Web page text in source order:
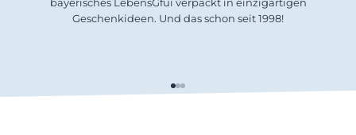
Geschenkideen. Und das schon seit 1998!
Gehe zu Element 1
Gehe zu Element 2
Gehe zu Element 3